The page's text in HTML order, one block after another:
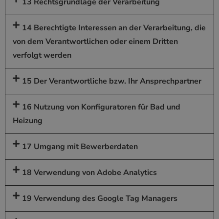
14 Berechtigte Interessen an der Verarbeitung, die
von dem Verantwortlichen oder einem Dritten
verfolgt werden
15 Der Verantwortliche bzw. Ihr Ansprechpartner
16 Nutzung von Konfiguratoren für Bad und
Heizung
17 Umgang mit Bewerberdaten
18 Verwendung von Adobe Analytics
19 Verwendung des Google Tag Managers